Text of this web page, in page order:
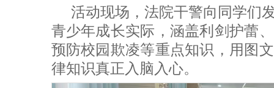
活动现场，法院干警向同学们
青少年成长实际，涵盖利剑护蕾
预防校园欺凌等重点知识，用图
律知识真正入脑入心。